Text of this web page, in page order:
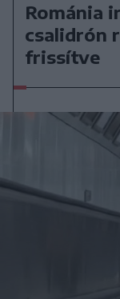
Románia
csalidrón
frissítve